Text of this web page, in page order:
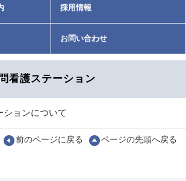
採用情報
お問い合わせ
看護ステーション
ションについて
前のページに戻る ページの先頭へ戻る